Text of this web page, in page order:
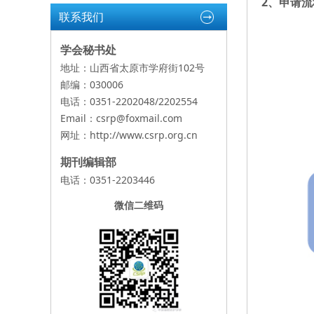
联系我们
学会秘书处
地址：山西省太原市学府街102号
邮编：030006
电话：0351-2202048/2202554
Email：csrp@foxmail.com
网址： http://www.csrp.org.cn
期刊编辑部
电话：0351-2203446
微信二维码